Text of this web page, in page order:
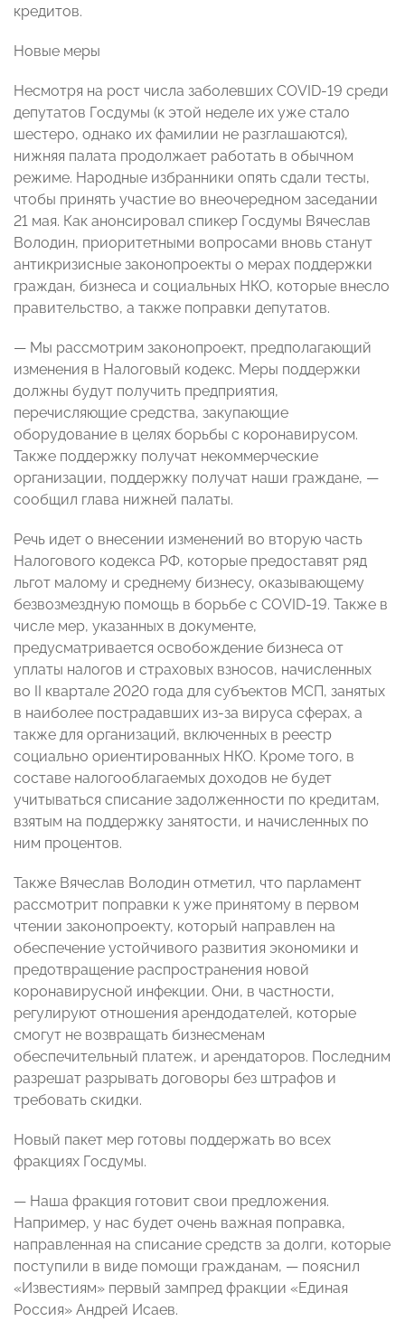
кредитов.
Новые меры
Несмотря на рост числа заболевших COVID-19 среди
депутатов Госдумы (к этой неделе их уже стало
шестеро, однако их фамилии не разглашаются),
нижняя палата продолжает работать в обычном
режиме. Народные избранники опять сдали тесты,
чтобы принять участие во внеочередном заседании
21 мая. Как анонсировал спикер Госдумы Вячеслав
Володин, приоритетными вопросами вновь станут
антикризисные законопроекты о мерах поддержки
граждан, бизнеса и социальных НКО, которые внесло
правительство, а также поправки депутатов.
— Мы рассмотрим законопроект, предполагающий
изменения в Налоговый кодекс. Меры поддержки
должны будут получить предприятия,
перечисляющие средства, закупающие
оборудование в целях борьбы с коронавирусом.
Также поддержку получат некоммерческие
организации, поддержку получат наши граждане, —
сообщил глава нижней палаты.
Речь идет о внесении изменений во вторую часть
Налогового кодекса РФ, которые предоставят ряд
льгот малому и среднему бизнесу, оказывающему
безвозмездную помощь в борьбе с COVID-19. Также в
числе мер, указанных в документе,
предусматривается освобождение бизнеса от
уплаты налогов и страховых взносов, начисленных
во II квартале 2020 года для субъектов МСП, занятых
в наиболее пострадавших из-за вируса сферах, а
также для организаций, включенных в реестр
социально ориентированных НКО. Кроме того, в
составе налогооблагаемых доходов не будет
учитываться списание задолженности по кредитам,
взятым на поддержку занятости, и начисленных по
ним процентов.
Также Вячеслав Володин отметил, что парламент
рассмотрит поправки к уже принятому в первом
чтении законопроекту, который направлен на
обеспечение устойчивого развития экономики и
предотвращение распространения новой
коронавирусной инфекции. Они, в частности,
регулируют отношения арендодателей, которые
смогут не возвращать бизнесменам
обеспечительный платеж, и арендаторов. Последним
разрешат разрывать договоры без штрафов и
требовать скидки.
Новый пакет мер готовы поддержать во всех
фракциях Госдумы.
— Наша фракция готовит свои предложения.
Например, у нас будет очень важная поправка,
направленная на списание средств за долги, которые
поступили в виде помощи гражданам, — пояснил
«Известиям» первый зампред фракции «Единая
Россия» Андрей Исаев.